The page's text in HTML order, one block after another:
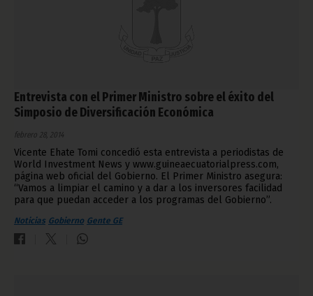
Entrevista con el Primer Ministro sobre el éxito del
Simposio de Diversificación Económica
febrero 28, 2014
Vicente Ehate Tomi concedió esta entrevista a periodistas de
World Investment News y www.guineaecuatorialpress.com,
página web oficial del Gobierno. El Primer Ministro asegura:
“Vamos a limpiar el camino y a dar a los inversores facilidad
para que puedan acceder a los programas del Gobierno”.
Noticias Gobierno Gente GE